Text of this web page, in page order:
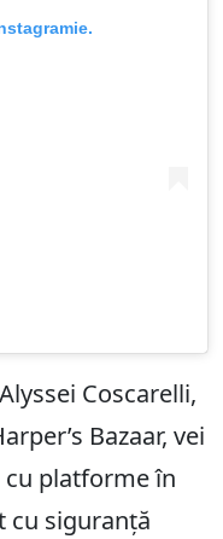
Coscarelli,
Bazaar, vei
platforme în
cu siguranță